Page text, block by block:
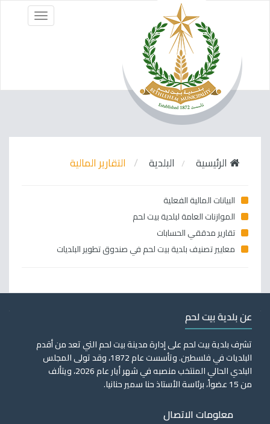
Menu
الرئيسية البلدية التقارير المالية
البيانات المالية الفعلية
الموازنات العامة لبلدية بيت لحم
تقارير مدققي الحسابات
معايير تصنيف بلدية بيت لحم في صندوق تطوير البلديات
عن بلدية بيت لحم
تشرف بلدية بيت لحم على إدارة مدينة بيت لحم التي تعد من أقدم
البلديات في فلسطين. وتأسست عام 1872، وقد تولى المجلس
البلدي الحالي المنتخب منصبه في شهر أيار عام 2026، ويتألف
من 15 عضواً، برئاسة الأستاذ حنا سمير حنانيا.
معلومات الاتصال